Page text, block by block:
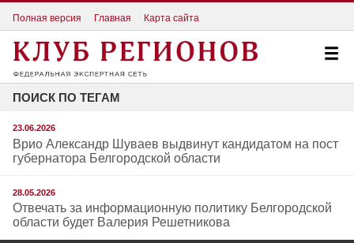
Полная версия Главная Карта сайта
ПОИСК ПО ТЕГАМ
23.06.2026
Врио Александр Шуваев выдвинут кандидатом на пост
губернатора Белгородской области
28.05.2026
Отвечать за информационную политику Белгородской
области будет Валерия Решетникова